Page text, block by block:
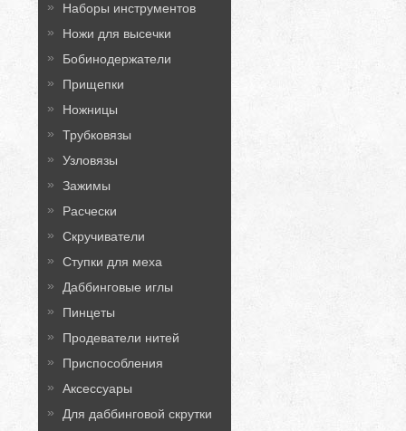
Наборы инструментов
Ножи для высечки
Бобинодержатели
Прищепки
Ножницы
Трубковязы
Узловязы
Зажимы
Расчески
Скручиватели
Ступки для меха
Даббинговые иглы
Пинцеты
Продеватели нитей
Приспособления
Аксессуары
Для даббинговой скрутки